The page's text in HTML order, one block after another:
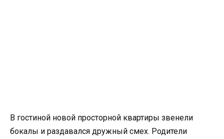
В гостиной новой просторной квартиры звенели
бокалы и раздавался дружный смех. Родители